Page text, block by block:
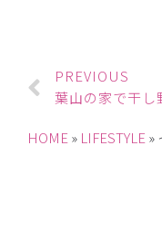
PREVIOUS
HOME» LIFESTYLE»